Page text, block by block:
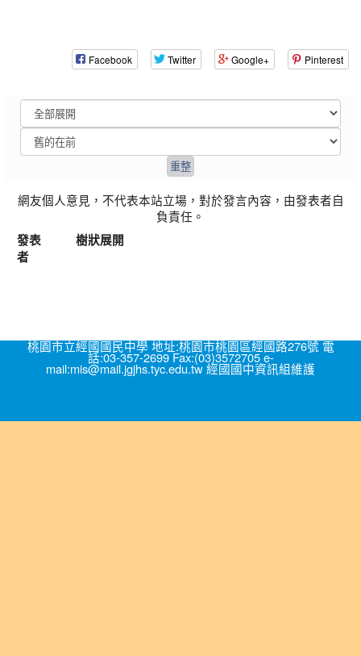
Facebook Twitter Google+ Pinterest
網友個人意見，不代表本站立場，對於發言內容，由發表者自
負責任。
發表
者
樹狀展開
桃園市立經國國民中學 地址:桃園市桃園區經國路276號 電
話:03-357-2699 Fax:(03)3572705 e-
mail:mis@mail.jgjhs.tyc.edu.tw 經國國中資訊組維護